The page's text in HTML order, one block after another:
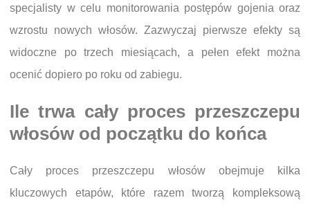
specjalisty w celu monitorowania postępów gojenia oraz
wzrostu nowych włosów. Zazwyczaj pierwsze efekty są
widoczne po trzech miesiącach, a pełen efekt można
ocenić dopiero po roku od zabiegu.
Ile trwa cały proces przeszczepu
włosów od początku do końca
Cały proces przeszczepu włosów obejmuje kilka
kluczowych etapów, które razem tworzą kompleksową